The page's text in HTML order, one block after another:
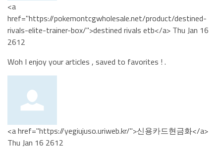
<a
href="https://pokemontcgwholesale.net/product/destined-
rivals-elite-trainer-box/">destined rivals etb</a> Thu Jan 16
2612
Woh I enjoy your articles , saved to favorites ! .
<a href="https://yegiujuso.uriweb.kr/">신용카드현금화</a>
Thu Jan 16 2612